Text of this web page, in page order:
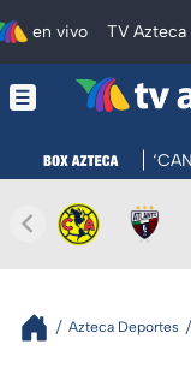
en vivo TV Azteca
Azteca Deportes